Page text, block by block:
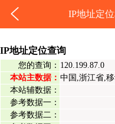
IP地址定
IP地址定位查询
您的查询： 120.199.87.0
本站主数据： 中国,浙江省,
本站辅数据：
参考数据一：
参考数据二：